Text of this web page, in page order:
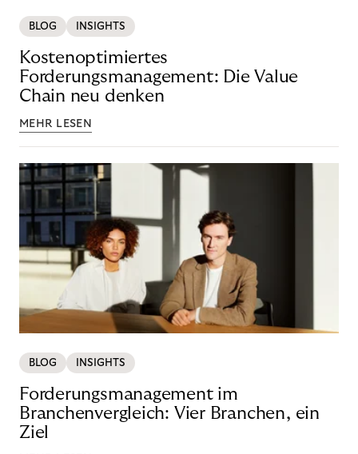
BLOG INSIGHTS
Kostenoptimiertes
Forderungsmanagement: Die Value
Chain neu denken
MEHR LESEN
BLOG INSIGHTS
Forderungsmanagement im
Branchenvergleich: Vier Branchen, ein
Ziel